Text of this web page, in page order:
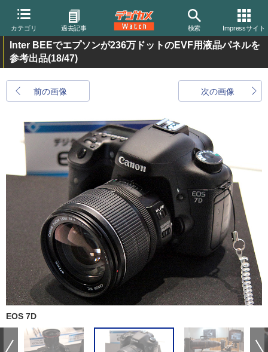
カテゴリ 過去記事 検索 Impressサイト
Inter BEEでエプソンが236万ドットのEVF用液晶パネルを
参考出品(18/47)
前の画像 次の画像
EOS 7D